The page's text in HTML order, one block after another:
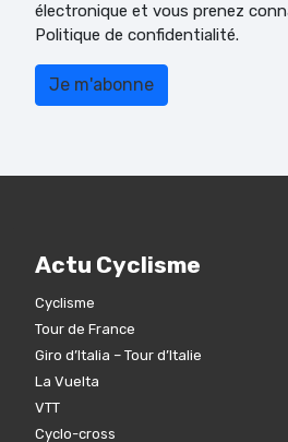
électronique et vous prenez
Politique de confidentialité.
Actu Cyclisme
Cyclisme
Tour de France
Giro d’Italia – Tour d’Italie
La Vuelta
VTT
Cyclo-cross